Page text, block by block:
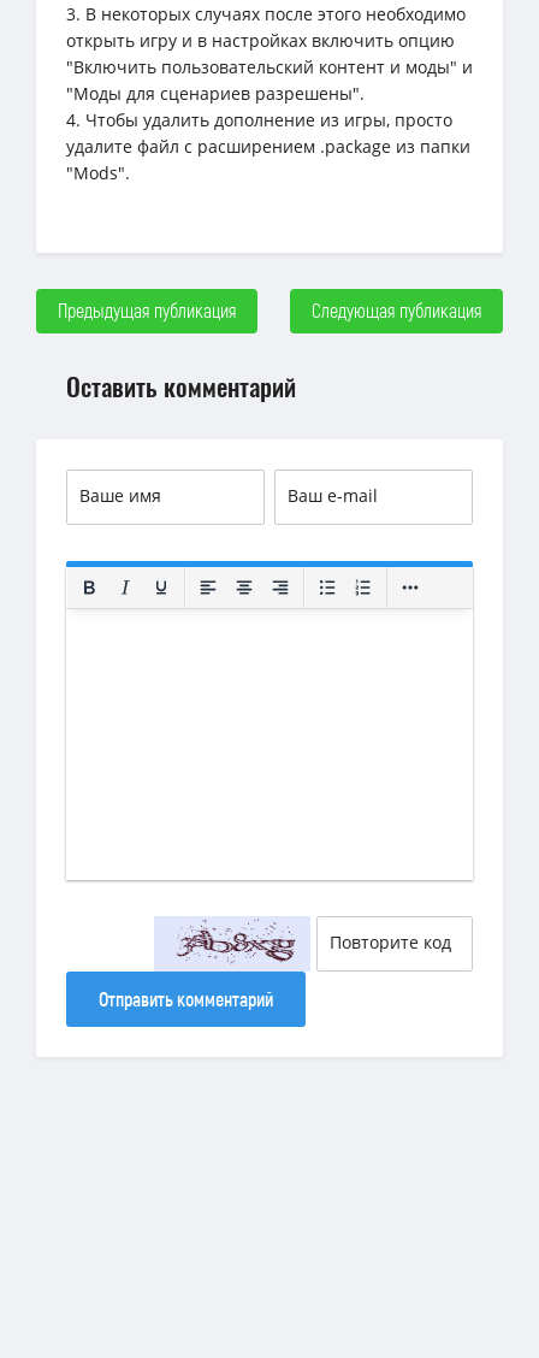
3. В некоторых случаях после этого необходимо
открыть игру и в настройках включить опцию
"Включить пользовательский контент и моды" и
"Моды для сценариев разрешены".
4. Чтобы удалить дополнение из игры, просто
удалите файл с расширением .package из папки
"Mods".
Предыдущая публикация Следующая публикация
Оставить комментарий
Отправить комментарий